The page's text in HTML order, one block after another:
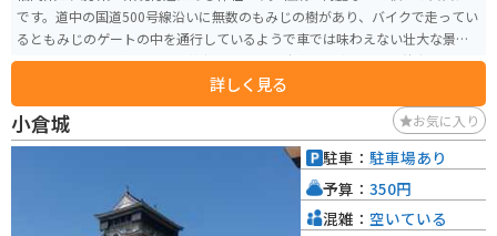
です。道中の国道500号線沿いに無数のもみじの樹があり、バイクで走ってい
るともみじのゲートの中を通行しているようで車では味わえない壮大な景色
を体感することができます。神社に行くには駐車場の脇に止めて徒歩で上に
登る必要がありますが、一面もみじの世界が広がっていて日々の喧騒を忘れ
ることができます。
詳しく見る
小倉城 お気に入り
駐車： 駐車場あり
予算： 350円
混雑： 空いている